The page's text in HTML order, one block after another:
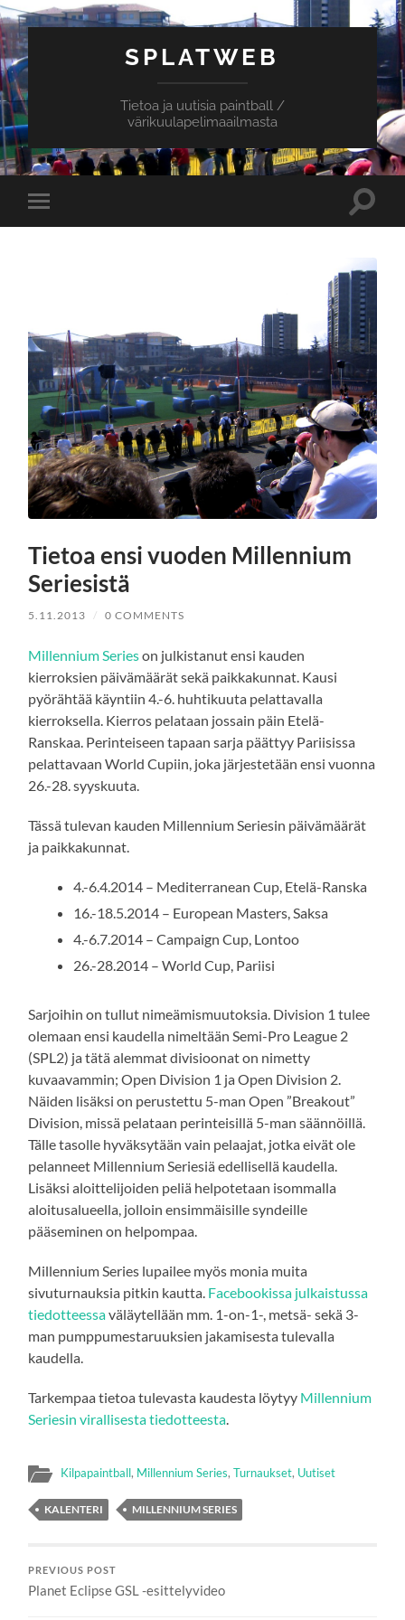
SPLATWEB
Tietoa ja uutisia paintball /
värikuulapelimaailmasta
Toggle
mobile
Toggle
Tietoa ensi vuoden Millennium
Seriesistä
5.11.2013 / 0 COMMENTS
Millennium Serieson julkistanut ensi kauden
kierroksien päivämäärät sekä paikkakunnat. Kausi
pyörähtää käyntiin 4.-6. huhtikuuta pelattavalla
kierroksella. Kierros pelataan jossain päin Etelä-
Ranskaa. Perinteiseen tapaan sarja päättyy Pariisissa
pelattavaan World Cupiin, joka järjestetään ensi vuonna
26.-28. syyskuuta.
Tässä tulevan kauden Millennium Seriesin päivämäärät
ja paikkakunnat.
4.-6.4.2014 – Mediterranean Cup, Etelä-Ranska
16.-18.5.2014 – European Masters, Saksa
4.-6.7.2014 – Campaign Cup, Lontoo
26.-28.2014 – World Cup, Pariisi
Sarjoihin on tullut nimeämismuutoksia. Division 1 tulee
olemaan ensi kaudella nimeltään Semi-Pro League 2
(SPL2) ja tätä alemmat divisioonat on nimetty
kuvaavammin; Open Division 1 ja Open Division 2.
Näiden lisäksi on perustettu 5-man Open ”Breakout”
Division, missä pelataan perinteisillä 5-man säännöillä.
Tälle tasolle hyväksytään vain pelaajat, jotka eivät ole
pelanneet Millennium Seriesiä edellisellä kaudella.
Lisäksi aloittelijoiden peliä helpotetaan isommalla
aloitusalueella, jolloin ensimmäisille syndeille
pääseminen on helpompaa.
Millennium Series lupailee myös monia muita
sivuturnauksia pitkin kautta. Facebookissa julkaistussa
tiedotteessaväläytellään mm. 1-on-1-, metsä- sekä 3-
man pumppumestaruuksien jakamisesta tulevalla
kaudella.
Tarkempaa tietoa tulevasta kaudesta löytyy Millennium
Seriesin virallisesta tiedotteesta
Kilpapaintball, Millennium Series,Turnaukset, Uutiset
KALENTERI MILLENNIUM SERIES
PREVIOUS POST
Planet Eclipse GSL -esittelyvideo